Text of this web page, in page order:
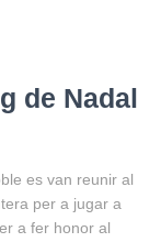
de Nadal
es van reunir al
per a jugar a
a fer honor al